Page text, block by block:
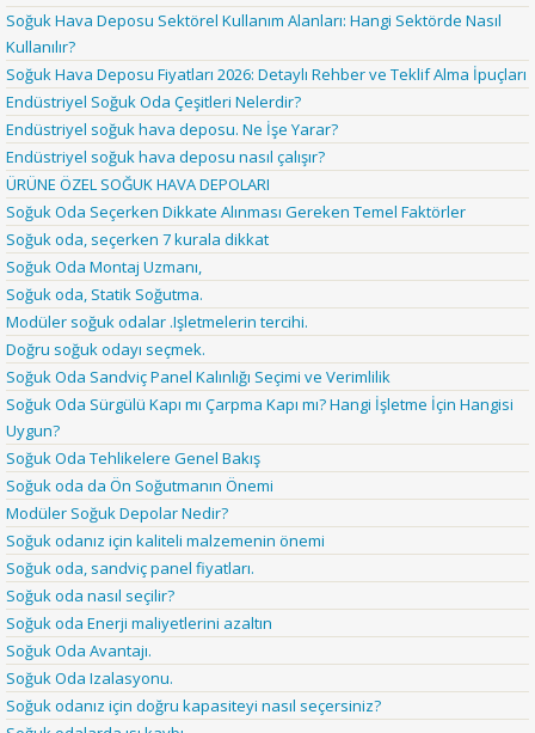
Soğuk Hava Deposu Sektörel Kullanım Alanları: Hangi Sektörde Nasıl
Kullanılır?
Soğuk Hava Deposu Fiyatları 2026: Detaylı Rehber ve Teklif Alma İpuçları
Endüstriyel Soğuk Oda Çeşitleri Nelerdir?
Endüstriyel soğuk hava deposu. Ne İşe Yarar?
Endüstriyel soğuk hava deposu nasıl çalışır?
ÜRÜNE ÖZEL SOĞUK HAVA DEPOLARI
Soğuk Oda Seçerken Dikkate Alınması Gereken Temel Faktörler
Soğuk oda, seçerken 7 kurala dikkat
Soğuk Oda Montaj Uzmanı,
Soğuk oda, Statik Soğutma.
Modüler soğuk odalar .Işletmelerin tercihi.
Doğru soğuk odayı seçmek.
Soğuk Oda Sandviç Panel Kalınlığı Seçimi ve Verimlilik
Soğuk Oda Sürgülü Kapı mı Çarpma Kapı mı? Hangi İşletme İçin Hangisi
Uygun?
Soğuk Oda Tehlikelere Genel Bakış
Soğuk oda da Ön Soğutmanın Önemi
Modüler Soğuk Depolar Nedir?
Soğuk odanız için kaliteli malzemenin önemi
Soğuk oda, sandviç panel fiyatları.
Soğuk oda nasıl seçilir?
Soğuk oda Enerji maliyetlerini azaltın
Soğuk Oda Avantajı.
Soğuk Oda Izalasyonu.
Soğuk odanız için doğru kapasiteyi nasıl seçersiniz?